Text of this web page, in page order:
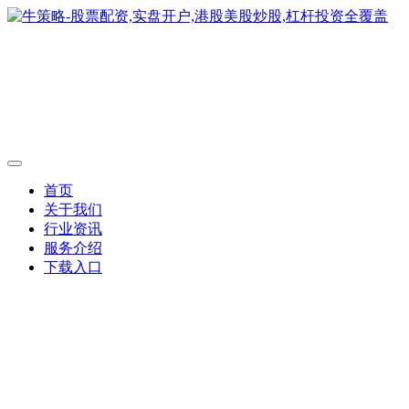
首页
关于我们
行业资讯
服务介绍
下载入口